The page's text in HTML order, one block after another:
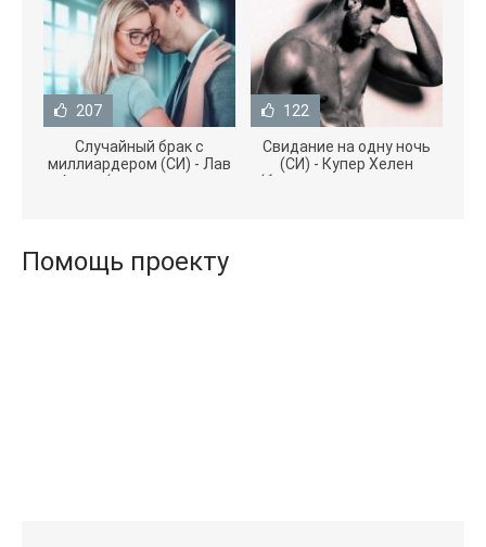
207
Случайный брак с
миллиардером (СИ) - Лав
Агата (полная версия
122
Свидание на одну ночь
(СИ) - Купер Хелен
(бесплатные серии книг
Помощь проекту